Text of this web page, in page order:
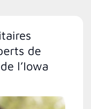
de
l’Iowa